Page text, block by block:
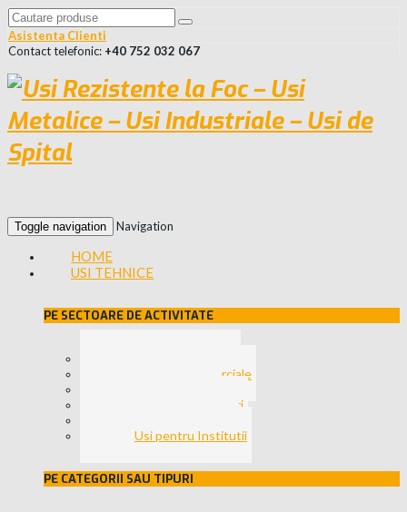
Asistenta Clienti
Contact telefonic: +40 752 032 067
Toggle navigation Navigation
HOME
USI TEHNICE
PE SECTOARE DE ACTIVITATE
Usi Zone Comerciale
Usi pentru Hoteluri
Usi pentru Institutii
PE CATEGORII SAU TIPURI